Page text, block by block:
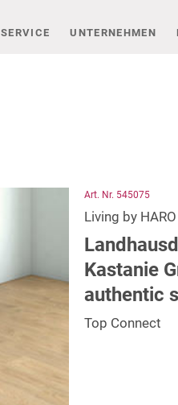
SERVICE UNTERNEHMEN
Art. Nr. 545075
Living by
Kastanie
authentic
Top Connect